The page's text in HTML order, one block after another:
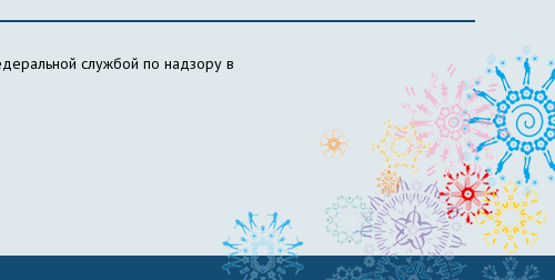
службой по надзору в